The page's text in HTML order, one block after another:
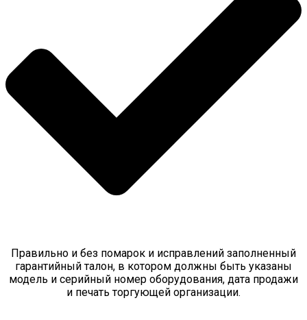
Правильно и без помарок и исправлений заполненный
гарантийный талон, в котором должны быть указаны
модель и серийный номер оборудования, дата продажи
и печать торгующей организации.